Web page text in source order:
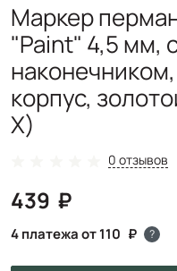
Маркер
"Paint" 4,5 мм,
корпус,
X)
0 отзывов
439
4 платежа от 110 ?